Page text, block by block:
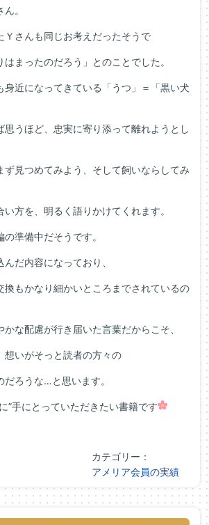
。
Ｙさんも同じお考えだったそうで
はまったのだろう」とのことでした。
身近になってきている「うつ」＝「黒い犬
思うほど、忠実に寄り添って離れようとし
ず見つめてみよう、そして飼いならしてみ
方を、明るく語りかけてくれます。
準備中だそうです。
だ内容になっており、
換もかなり細かいところまでされているの
な配慮が行き届いた言葉だからこそ、
想いがそっと読者の方々の
ろうな…と思います。
”手にとっていただきたい書籍です
カテゴリー：
アメリア会員の実績